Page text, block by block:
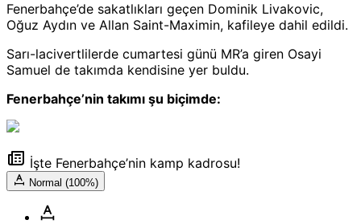
Fenerbahçe’de sakatlıkları geçen Dominik Livakovic,
Oğuz Aydın ve Allan Saint-Maximin, kafileye dahil edildi.
Sarı-lacivertlilerde cumartesi günü MR’a giren Osayi
Samuel de takımda kendisine yer buldu.
Fenerbahçe’nin takımı şu biçimde:
İşte Fenerbahçe’nin kamp kadrosu!
Normal (100%)